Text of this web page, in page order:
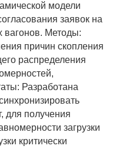
модели
заявок на
вагонов. Методы:
причин скопления
распределения
Разработана
для получения
загрузки
критически